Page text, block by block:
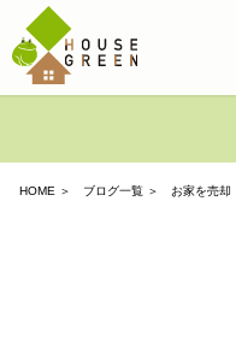
HOME ＞ ブログ一覧 ＞ お家を売却